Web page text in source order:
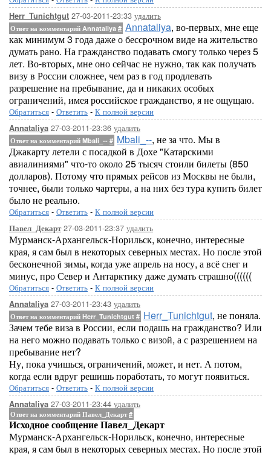
Herr_Tunichtgut 27-03-2011-23:33 удалить
Ответ на комментарий Annataliya # Annataliya, во-первых, мне еще
как минимум 3 года даже о бессрочном виде на жительство
думать рано. На гражданство подавать смогу только через 5
лет. Во-вторых, мне оно сейчас не нужно, так как получать
визу в России сложнее, чем раз в год продлевать
разрешение на пребывание, да и никаких особых
ограничений, имея российское гражданство, я не ощущаю.
Обратиться - Ответить - К полной версии
Annataliya 27-03-2011-23:36 удалить
Ответ на комментарий Mbali_-- # Mbali_--, не за что. Мы в
Джакарту летели с посадкой в Дохе "Катарскими
авиалиниями" что-то около 25 тысяч стоили билеты (850
долларов). Потому что прямых рейсов из Москвы не были,
точнее, были только чартеры, а на них без тура купить билет
было не реально.
Обратиться - Ответить - К полной версии
Павел_Декарт27-03-2011-23:37 удалить
Мурманск-Архангельск-Норильск, конечно, интересные
края, я сам был в некоторых северных местах. Но после этой
бесконечной зимы, когда уже апрель на носу, а всё снег и
минус, про Север и Антарктику даже думать страшно((((((
Обратиться - Ответить - К полной версии
Annataliya 27-03-2011-23:43 удалить
Ответ на комментарий Herr_Tunichtgut # Herr_Tunichtgut, не поняла.
Зачем тебе виза в России, если подашь на гражданство? Или
на него можно подавать только с визой, а с разрешением на
пребывание нет?
Ну, пока учишься, ограничений, может, и нет. А потом,
когда если вдруг решишь поработать, то могут появиться.
Обратиться - Ответить - К полной версии
Annataliya 27-03-2011-23:44 удалить
Ответ на комментарий Павел_Декарт#
Исходное сообщение Павел_Декарт
Мурманск-Архангельск-Норильск, конечно, интересные
края, я сам был в некоторых северных местах. Но после этой